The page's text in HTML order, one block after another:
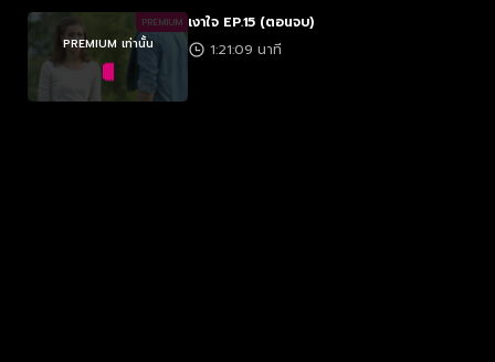
PREMIUM
PREMIUM เท่านั้น
เงาใจ EP.15 (ตอนจบ)
1:21:09 นาที